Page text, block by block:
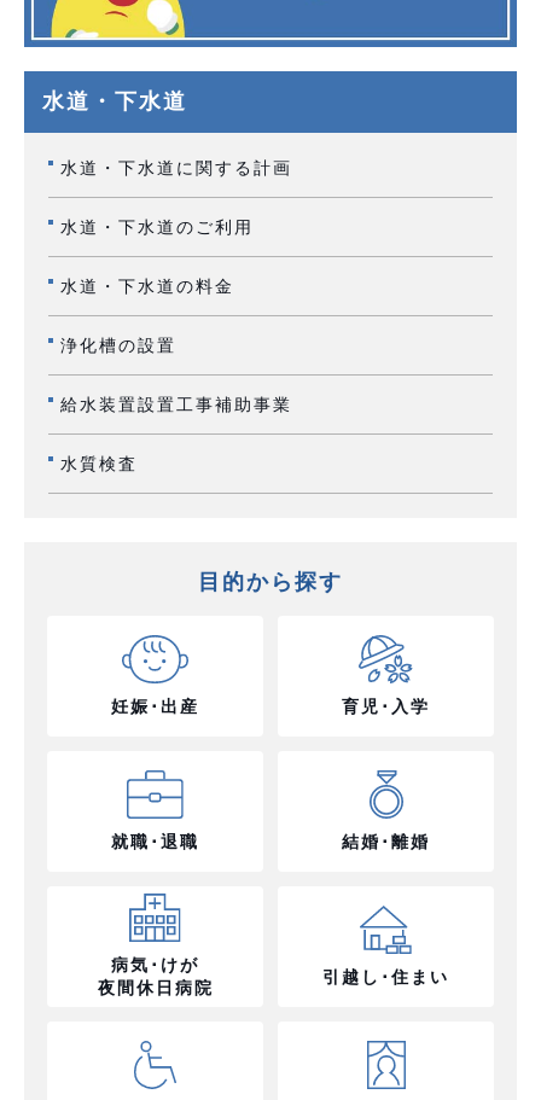
水道・下水道
水道・下水道に関する計画
水道・下水道のご利用
水道・下水道の料金
浄化槽の設置
給水装置設置工事補助事業
水質検査
目的から探す
妊娠･出産 育児･入学
就職･退職 結婚･離婚
病気･けが
夜間休日病院
引越し･住まい